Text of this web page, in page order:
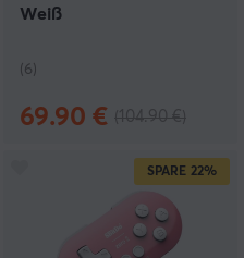
Weiß
(6)
69.90 €
SPARE 22%